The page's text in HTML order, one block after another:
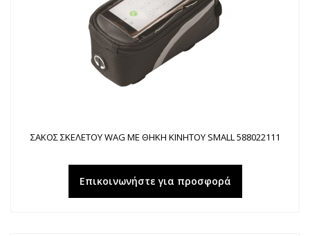
ΣΑΚΟΣ ΣΚΕΛΕΤΟΥ WAG ΜΕ ΘΗΚΗ ΚΙΝΗΤΟΥ SMALL 588022111
Επικοινωνήστε για προσφορά